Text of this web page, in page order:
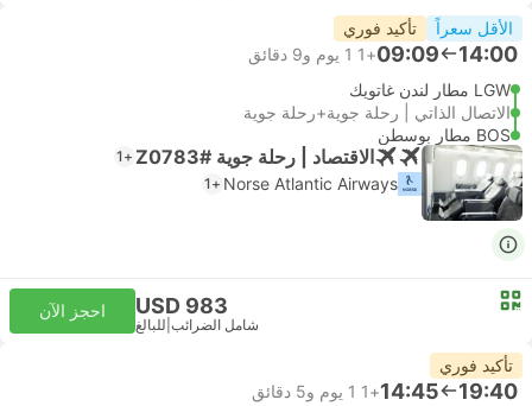
الأقل سعراً تأكيد فوري
14:00
09:09
+1
1 يوم و‫9 دقائق
LGW مطار لندن غاتويك
الاتصال الذاتي | رحلة جوية+رحلة جوية
BOS مطار بوسطن
الاقتصاد | رحلة جوية #Z0783 +1
Norse Atlantic Airways
+1
USD 983
شامل الضرائب للبالغ
احجز الآن
تأكيد فوري
19:40
14:45
+1
1 يوم و‫5 دقائق